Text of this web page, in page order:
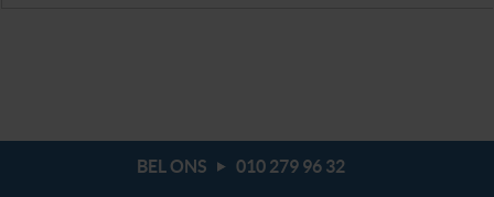
BEL ONS 010 279 96 32